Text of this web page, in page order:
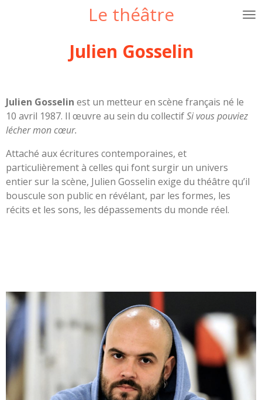
Le théâtre
Julien Gosselin
Julien Gosselin est un metteur en scène français né le
10 avril 1987. Il œuvre au sein du collectifSi vous pouviez
lécher mon cœur.
Attaché aux écritures contemporaines, et
particulièrement à celles qui font surgir un univers
entier sur la scène, Julien Gosselin exige du théâtre qu’il
bouscule son public en révélant, par les formes, les
récits et les sons, les dépassements du monde réel.